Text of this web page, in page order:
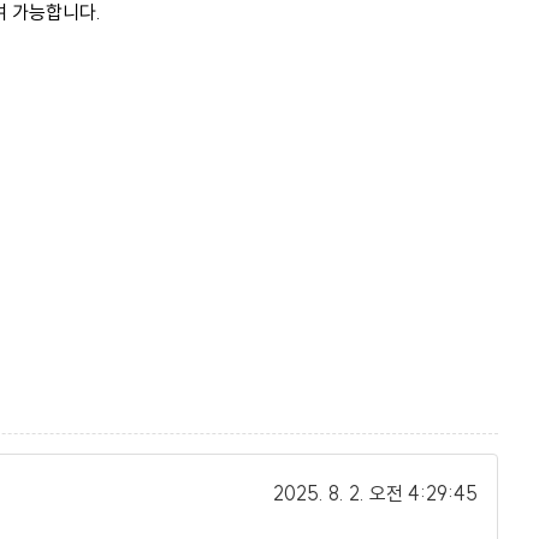
가능합니다.
2025. 8. 2. 오전 4:29:45